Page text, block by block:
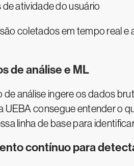
de atividade do usuário
coletados em tempo real
de análise e ML
de análise ingere os dados
UEBA consegue entender o
linha de base para
contínuo para